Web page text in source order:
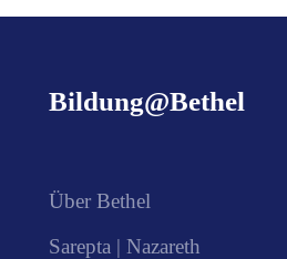
Bildung@Bethel
Über Bethel
Sarepta | Nazareth